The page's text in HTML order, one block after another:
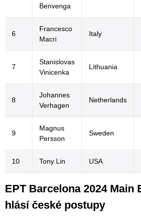
Benvenga
6
Francesco
Macri
Italy
7
Stanislovas
Vinicenka
Lithuania
8
Johannes
Verhagen
Netherlands
9
Magnus
Persson
Sweden
10 Tony Lin USA
EPT Barcelona 2024 Main
hlásí české postupy